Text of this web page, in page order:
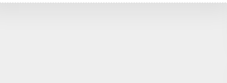
Sentosa GrillFest 2026 Returns